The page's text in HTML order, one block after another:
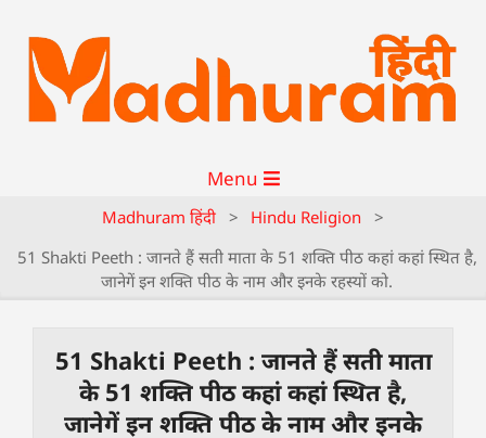
Menu
Madhuram हिंदी > Hindu Religion
>
51 Shakti Peeth : जानते हैं सती माता के 51 शक्ति पीठ कहां कहां स्थित है,
जानेगें इन शक्ति पीठ के नाम और इनके रहस्यों को.
51 Shakti Peeth : जानते हैं सती माता
के 51 शक्ति पीठ कहां कहां स्थित है,
जानेगें इन शक्ति पीठ के नाम और इनके